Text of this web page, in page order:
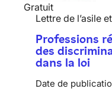
Gratuit
Lettre de l’asile
Professions
des
dans la loi
Date de